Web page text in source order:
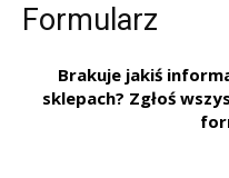
Formularz
Brakuje jakiś
sklepach? Zgłoś